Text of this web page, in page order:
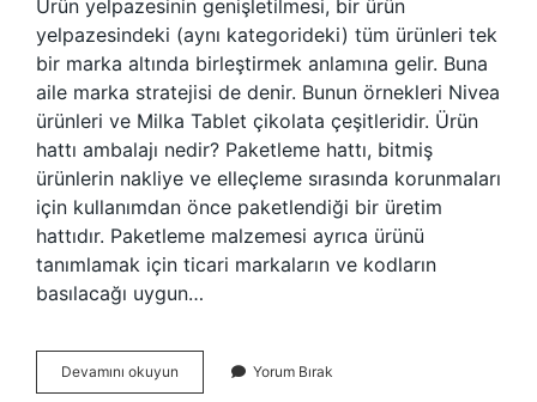
Ürün yelpazesinin genişletilmesi, bir ürün
yelpazesindeki (aynı kategorideki) tüm ürünleri tek
bir marka altında birleştirmek anlamına gelir. Buna
aile marka stratejisi de denir. Bunun örnekleri Nivea
ürünleri ve Milka Tablet çikolata çeşitleridir. Ürün
hattı ambalajı nedir? Paketleme hattı, bitmiş
ürünlerin nakliye ve elleçleme sırasında korunmaları
için kullanımdan önce paketlendiği bir üretim
hattıdır. Paketleme malzemesi ayrıca ürünü
tanımlamak için ticari markaların ve kodların
basılacağı uygun…
Devamını okuyun
Hattı
Yorum Bırak